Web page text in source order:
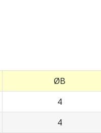
ØB
4
4